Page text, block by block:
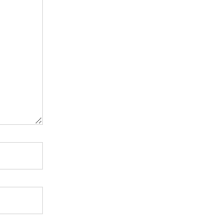
mail:*